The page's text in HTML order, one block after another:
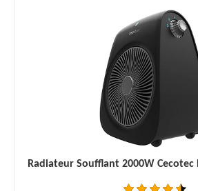
Radiateur Soufflant 2000W Cecotec